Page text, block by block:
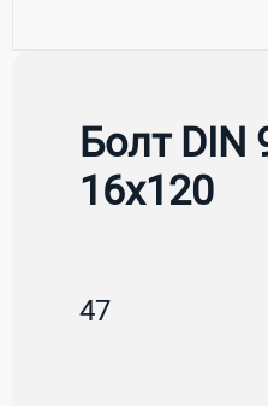
Болт DIN
16х120
47